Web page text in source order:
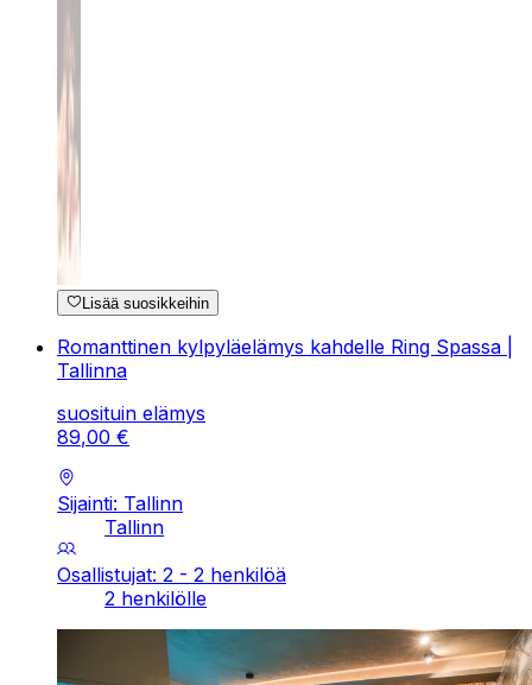
Lisää suosikkeihin
Romanttinen kylpyläelämys kahdelle Ring Spassa |
Tallinna
suosituin elämys
89,00 €
Sijainti: Tallinn
Tallinn
Osallistujat: 2 - 2 henkilöä
2 henkilölle